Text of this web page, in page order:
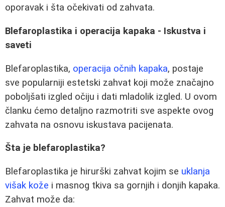
oporavak i šta očekivati od zahvata.
Blefaroplastika i operacija kapaka - Iskustva i
saveti
Blefaroplastika, operacija očnih kapaka, postaje
sve popularniji estetski zahvat koji može značajno
poboljšati izgled očiju i dati mladolik izgled. U ovom
članku ćemo detaljno razmotriti sve aspekte ovog
zahvata na osnovu iskustava pacijenata.
Šta je blefaroplastika?
Blefaroplastika je hirurški zahvat kojim se uklanja
višak kože i masnog tkiva sa gornjih i donjih kapaka.
Zahvat može da: